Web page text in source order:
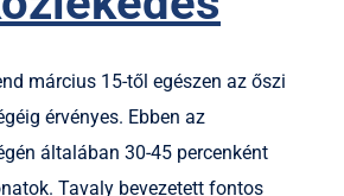
március 15-től egészen az őszi
érvényes. Ebben az
általában 30-45 percenként
Tavaly bevezetett fontos